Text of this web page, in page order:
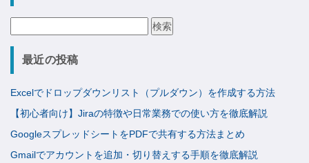
最近の投稿
Excelでドロップダウンリスト（プルダウン）を作成する方法
【初心者向け】Jiraの特徴や日常業務での使い方を徹底解説
GoogleスプレッドシートをPDFで共有する方法まとめ
Gmailでアカウントを追加・切り替えする手順を徹底解説